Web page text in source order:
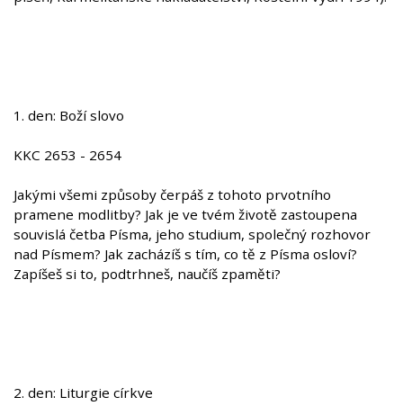
1. den: Boží slovo
KKC 2653 - 2654
Jakými všemi způsoby čerpáš z tohoto prvotního
pramene modlitby? Jak je ve tvém životě zastoupena
souvislá četba Písma, jeho studium, společný rozhovor
nad Písmem? Jak zacházíš s tím, co tě z Písma osloví?
Zapíšeš si to, podtrhneš, naučíš zpaměti?
2. den: Liturgie církve